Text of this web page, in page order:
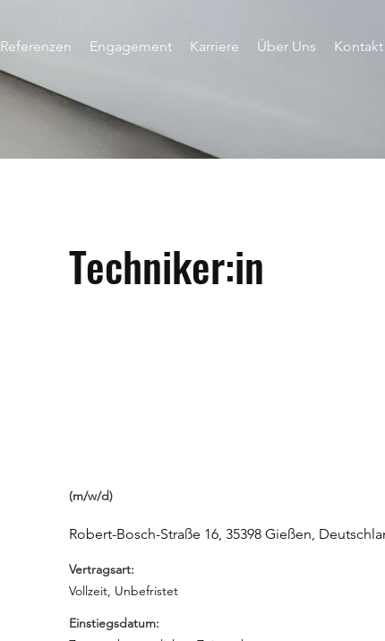
Referenzen Engagement Karriere Über Uns Kontakt
Techniker:in
(m/w/d)
Robert-Bosch-Straße 16, 35398 Gießen,
Vertragsart:
Vollzeit, Unbefristet
Einstiegsdatum: